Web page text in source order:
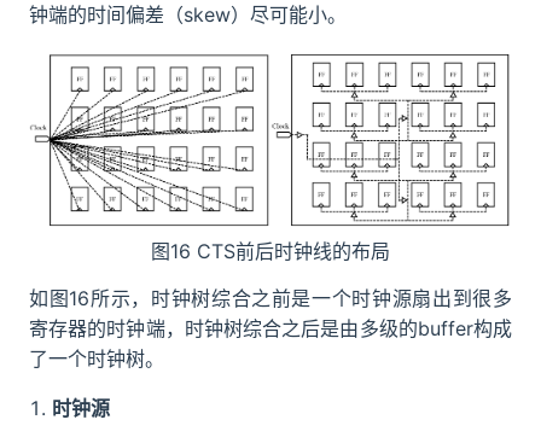
钟端的时间偏差（skew）尽可能小。
图16 CTS前后时钟线的布局
如图16所示，时钟树综合之前是一个时钟源扇出到很多
寄存器的时钟端，时钟树综合之后是由多级的buffer构成
了一个时钟树。
时钟源